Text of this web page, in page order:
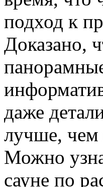
подход к
Доказано,
даже
лучше, чем
Можно
сауне по